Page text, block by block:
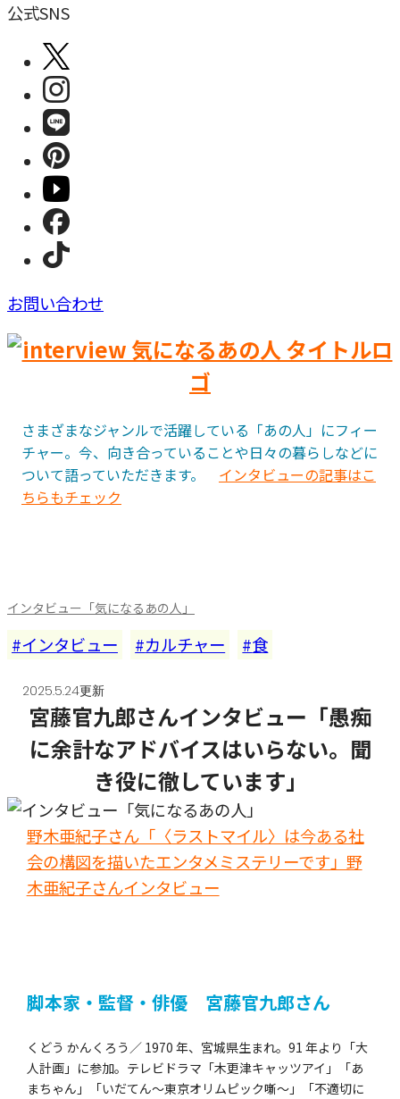
公式SNS
お問い合わせ
さまざまなジャンルで活躍している「あの人」にフィー
チャー。今、向き合っていることや日々の暮らしなどに
ついて語っていただきます。 インタビューの記事はこ
ちらもチェック
インタビュー「気になるあの人」
インタビュー カルチャー 食
2025.5.24更新
宮藤官九郎さんインタビュー「愚痴
に余計なアドバイスはいらない。聞
き役に徹しています」
野木亜紀子さん「〈ラストマイル〉は今ある社
会の構図を描いたエンタメミステリーです」野
木亜紀子さんインタビュー
脚本家・監督・俳優 宮藤官九郎さん
くどう かんくろう／ 1970 年、宮城県生まれ。91 年より「大
人計画」に参加。テレビドラマ「木更津キャッツアイ」「あ
まちゃん」「いだてん～東京オリムピック噺～」「不適切に